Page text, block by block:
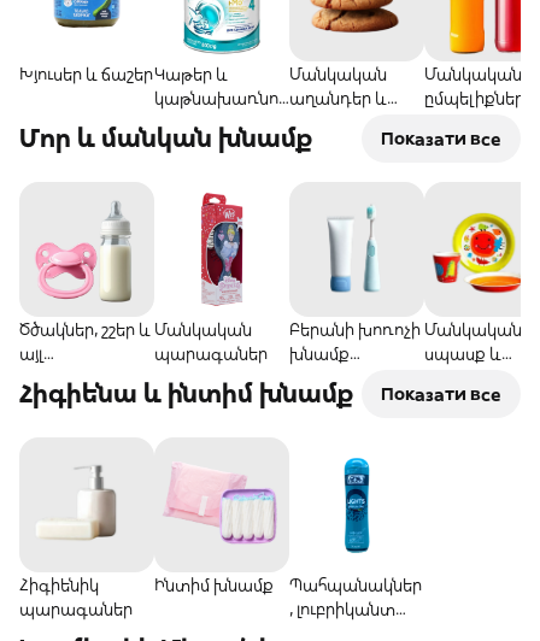
Խյուսեր և ճաշերԿաթեր և
կաթնախառնու
րդներ
Մանկական
աղանդեր և
խորտիկներ
Մանկական
ըմպելիքներ
Մոր և մանկան խնամք Показати все
Ծծակներ, շշեր և
այլ
աքսեսուարներ
Մանկական
պարագաներ
Բերանի խոռոչի
խնամք
մանկական
Մանկական
սպասք և
Հիգիենա և ինտիմ խնամք Показати все
Հիգիենիկ
պարագաներ
Ինտիմ խնամք
Պահպանակներ
, լուբրիկանտ